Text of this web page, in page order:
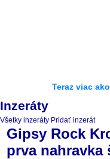
Teraz viac ako
Inzeráty
Všetky inzeráty Pridať inzerát
Gipsy Rock
prva nahravka